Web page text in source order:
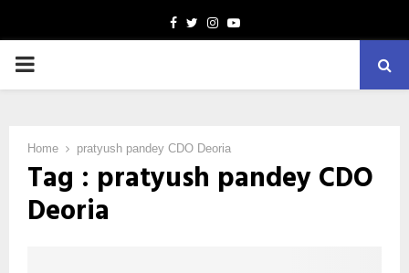
Facebook
TwitterInstagram
Youtube
PRIMARY
Home pratyush pandey CDO Deoria
Tag : pratyush pandey CDO
Deoria